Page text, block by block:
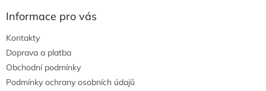
Informace pro vás
Kontakty
Doprava a platba
Obchodní podmínky
Podmínky ochrany osobních údajů